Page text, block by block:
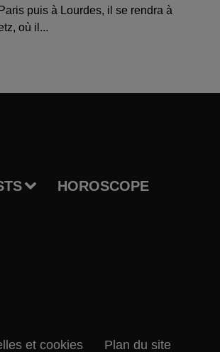
puis à Lourdes, il se rendra à
où il...
HOROSCOPE
et cookies Plan du site